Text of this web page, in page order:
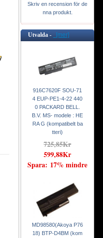
Skriv en recension för de
nna produkt.
Utvalda - [mer]
916C7620F SOU-71
4 EUP-PE1-4-22 440
0 PACKARD BELL.
B.V. MS- modele : HE
RA G (kompatibelt ba
tteri)
725,85Kr
599,88Kr
Spara: 17% mindre
MD98580(Akoya P76
18) BTP-D4BM (kom